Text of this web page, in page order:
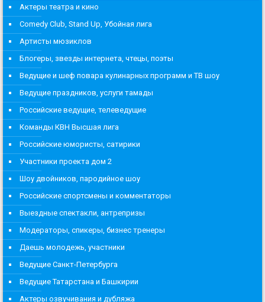
Актеры театра и кино
Comedy Club, Stand Up, Убойная лига
Артисты мюзиклов
Блогеры, звезды интернета, чтецы, поэты
Ведущие и шеф повара кулинарных программ и ТВ шоу
Ведущие праздников, услуги тамады
Российские ведущие, телеведущие
Команды КВН Высшая лига
Российские юмористы, сатирики
Участники проекта дом 2
Шоу двойников, пародийное шоу
Российские спортсмены и комментаторы
Выездные спектакли, антрепризы
Модераторы, спикеры, бизнес тренеры
Даешь молодежь, участники
Ведущие Санкт-Петербурга
Ведущие Татарстана и Башкирии
Актеры озвучивания и дубляжа